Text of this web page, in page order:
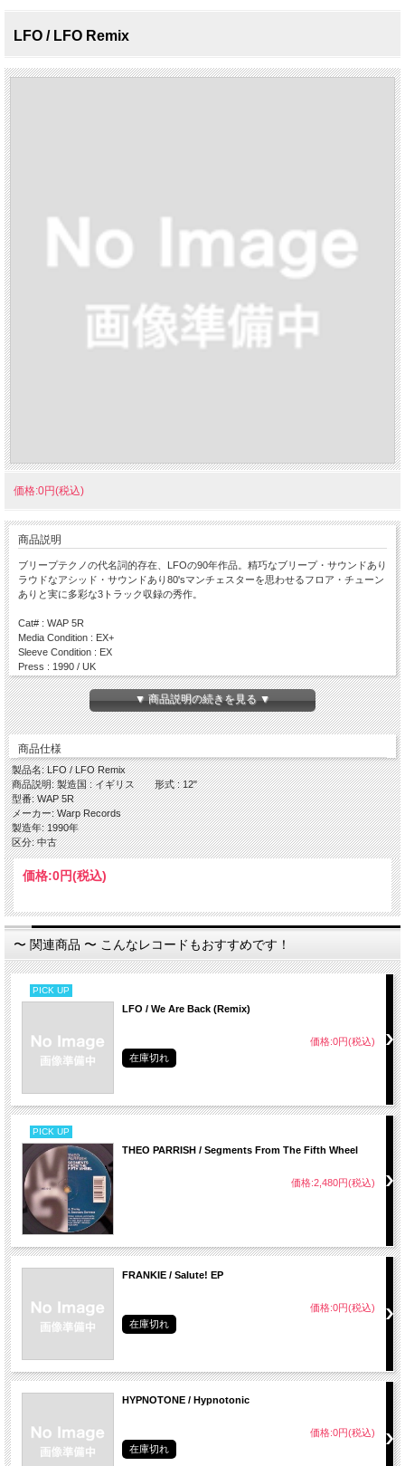
LFO / LFO Remix
価格:0円(税込)
商品説明
ブリープテクノの代名詞的存在、LFOの90年作品。精巧なブリープ・サウンドあり
ラウドなアシッド・サウンドあり80'sマンチェスターを思わせるフロア・チューン
ありと実に多彩な3トラック収録の秀作。
Cat# : WAP 5R
Media Condition : EX+
Sleeve Condition : EX
Press : 1990 / UK
Side A
・LFO Remix
・Mentok 1
・Quijard
▼ 商品説明の続きを見る ▼
商品仕様
製品名: LFO / LFO Remix
商品説明: 製造国 : イギリス 形式 : 12"
型番: WAP 5R
メーカー: Warp Records
製造年: 1990年
区分: 中古
価格:0円(税込)
〜 関連商品 〜 こんなレコードもおすすめです！
PICK UP
LFO / We Are Back (Remix)
価格:0円(税込)
在庫切れ
PICK UP
THEO PARRISH / Segments From The Fifth Wheel
価格:2,480円(税込)
FRANKIE / Salute! EP
価格:0円(税込)
在庫切れ
HYPNOTONE / Hypnotonic
価格:0円(税込)
在庫切れ